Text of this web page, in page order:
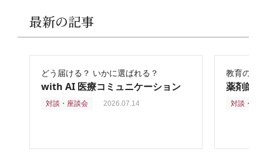
最新の記事
どう届ける？ いかに選ばれる？
with AI 医療コミュニケーション
対談・座談会 2026.07.14
教育の再
薬剤師
対談・座